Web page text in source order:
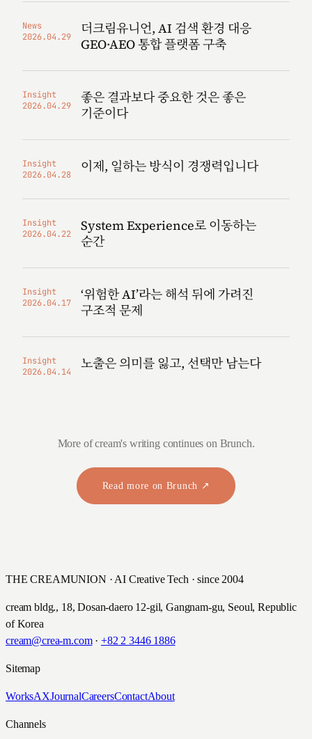
News
2026.04.29
더크림유니언, AI 검색 환경 대응
GEO·AEO 통합 플랫폼 구축
Insight
2026.04.29
좋은 결과보다 중요한 것은 좋은
기준이다
Insight
2026.04.28
이제, 일하는 방식이 경쟁력입니다
Insight
2026.04.22
System Experience로 이동하는
순간
Insight
2026.04.17
‘위험한 AI’라는 해석 뒤에 가려진
구조적 문제
Insight
2026.04.14
노출은 의미를 잃고, 선택만 남는다
More of cream's writing continues on Brunch.
Read more on Brunch ↗
THE CREAMUNION · AI Creative Tech · since 2004
cream bldg., 18, Dosan-daero 12-gil, Gangnam-gu, Seoul, Republic
of Korea
cream@crea-m.com· +82 2 3446 1886
Sitemap
WorksAXJournalCareersContactAbout
Channels